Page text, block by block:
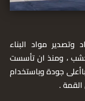
مواد البناء
، ومنذ ان تأسست
جودة وباستخدام
.